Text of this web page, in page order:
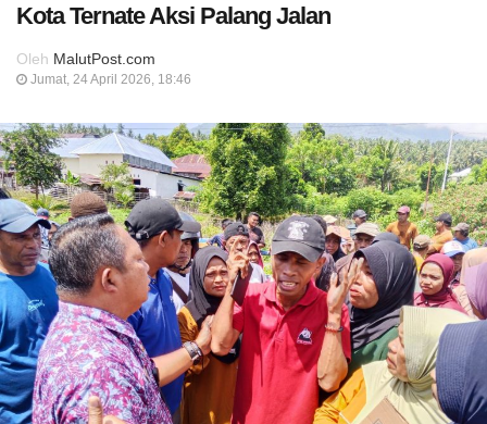
Kota Ternate Aksi Palang Jalan
Oleh MalutPost.com
Jumat, 24 April 2026, 18:46